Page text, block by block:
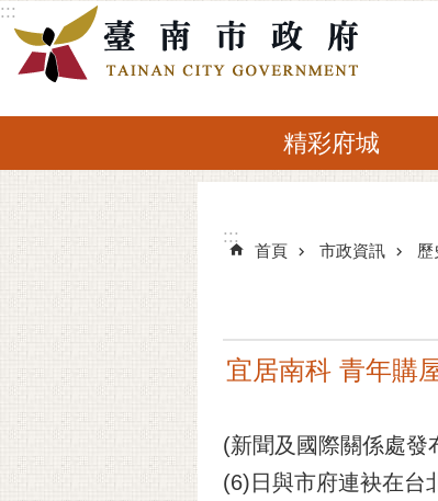
跳到主要內容區塊
:::
精彩府城
:::
:::
首頁 市政資訊 歷
宜居南科 青年購
(新聞及國際關係處發
(6)日與市府連袂在台